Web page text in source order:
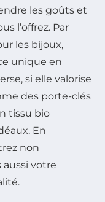
les goûts et
l’offrez. Par
les bijoux,
unique en
si elle valorise
des porte-clés
tissu bio
En
non
votre